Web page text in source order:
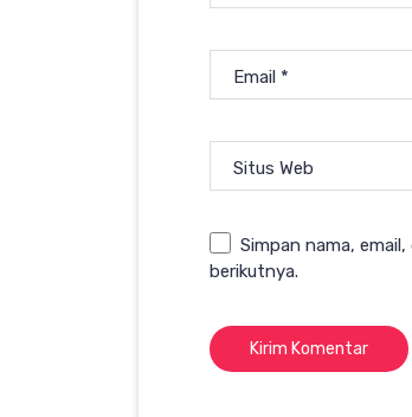
Email *
Situs Web
Simpan nama,
berikutnya.